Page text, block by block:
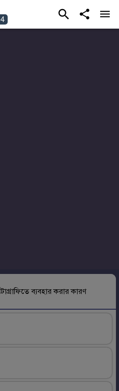



ব‍্যবহার করার কারণ